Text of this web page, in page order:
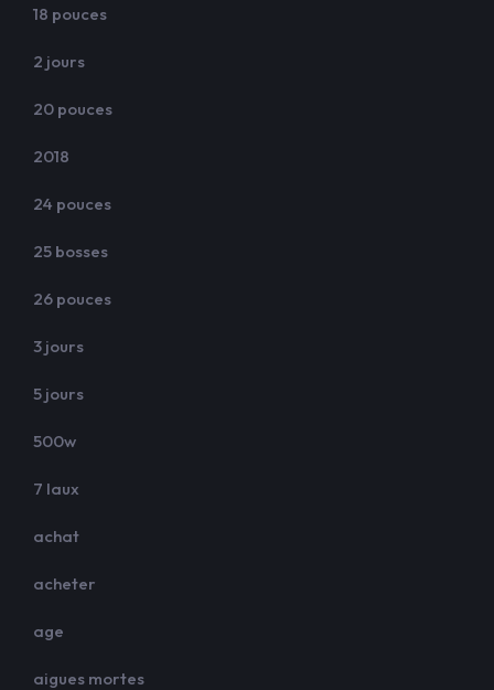
18 pouces
2 jours
20 pouces
2018
24 pouces
25 bosses
26 pouces
3 jours
5 jours
500w
7 laux
achat
acheter
age
aigues mortes